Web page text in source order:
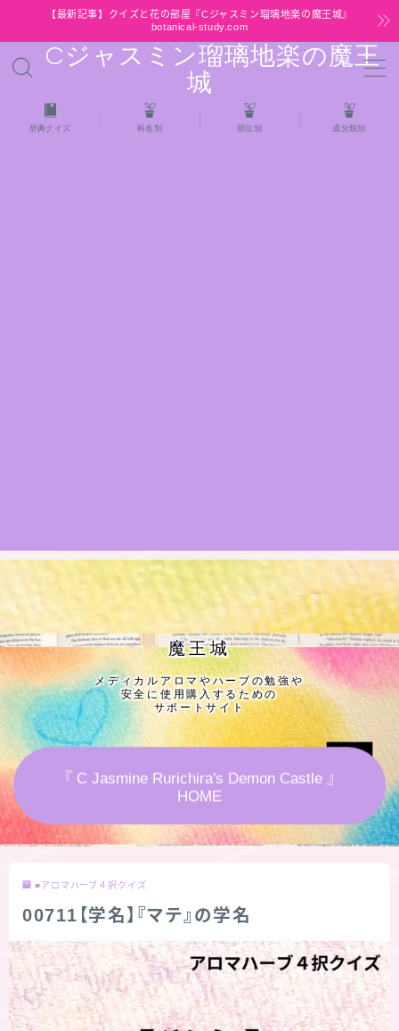
【最新記事】クイズと花の部屋『Cジャスミン瑠璃地楽の魔王城』
botanical-study.com
Cジャスミン瑠璃地楽の魔王
城
MENU
HOME
公式ウェブサイト『Botanical Study』
Cジャスミン瑠璃地楽の主な活動先リンク集
プロフィール
アロマハーブアンケート
おすすめ商品＆レビュー
★スペシャルアロマハーブ４択クイズ (kindle出
お問い合わせ
サイトマップ
辞典クイズ 科名別 部位別 成分類別
魔王城
メディカルアロマやハーブの勉強や
安全に使用購入するための
サポートサイト
『 C Jasmine Rurichira's Demon Castle 』
HOME
■アロマハーブ４択クイズ
00711【学名】『マテ』の学名